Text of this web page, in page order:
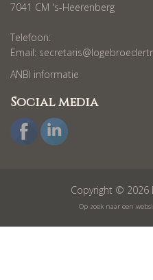
7041 CM 's-Heerenberg
Telefoon:
Email:
ANBI informatie
Social media
Copyright © 2026
Op zoek naar een